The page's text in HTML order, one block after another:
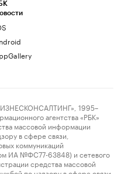
1995–
агентства «РБК»
массовой информации
в сфере связи,
коммуникаций
ИА №ФС77-63848) и сетевого
средства массовой